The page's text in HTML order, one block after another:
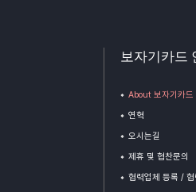
보자기카드
About 보자기카드
연혁
오시는길
제휴 및 협찬문의
협력업체 등록 /